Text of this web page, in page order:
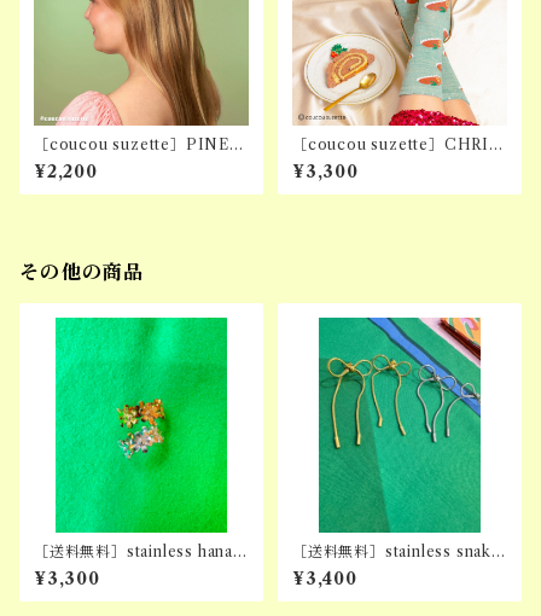
［coucou suzette］PINEA
PPLE CLIP
¥2,200
［coucou suzette］CHRIS
TMAS LOG SOCKS
¥3,300
その他の商品
［送料無料］stainless hana r
ing
¥3,300
［送料無料］stainless snake
ribbon piercing
¥3,400